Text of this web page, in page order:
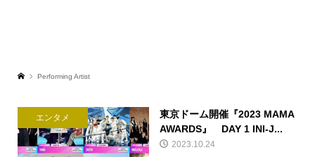
Performing Artist
エンタメ
東京ドーム開催『2023 MAMA
AWARDS』 DAY 1 INI-J...
2023.10.24